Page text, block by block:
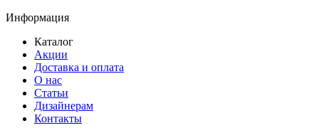
Информация
Каталог
Акции
Доставка и оплата
О нас
Статьи
Дизайнерам
Контакты